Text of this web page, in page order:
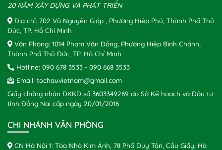
20 NĂM XÂY DỰNG VÀ PHÁT TRIỂN
Địa chỉ: 702 Võ Nguyên Giáp , Phường Hiệp Phú, Thành Phố Thủ
Đức, TP. Hồ Chí Minh
Văn Phòng: 1014 Phạm Văn Đồng, Phường Hiệp Bình Chánh,
Thành Phố Thủ Đức, TP. Hồ Chí Minh
Hotline: 090 678 3533 - 090 668 3533
Email: tochauvietnam@gmail.com
Giấy chứng nhận ĐKKD số 3603349269 do Sở Kế hoạch và Đầu tư
tỉnh Đồng Nai cấp ngày 20/01/2016
CHI NHÁNH VĂN PHÒNG
CN Hà Nội 1: Tòa Nhà Kim Ánh, 78 Phố Duy Tân, Cầu Giấy, Hà